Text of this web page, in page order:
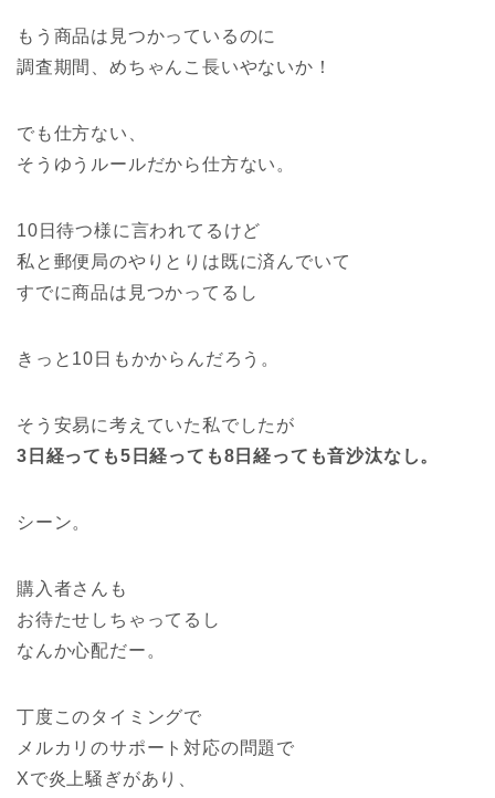
もう商品は見つかっているのに
調査期間、めちゃんこ長いやないか！
でも仕方ない、
そうゆうルールだから仕方ない。
10日待つ様に言われてるけど
私と郵便局のやりとりは既に済んでいて
すでに商品は見つかってるし
きっと10日もかからんだろう。
そう安易に考えていた私でしたが
3日経っても5日経っても8日経っても音沙汰なし。
シーン。
購入者さんも
お待たせしちゃってるし
なんか心配だー。
丁度このタイミングで
メルカリのサポート対応の問題で
Xで炎上騒ぎがあり、